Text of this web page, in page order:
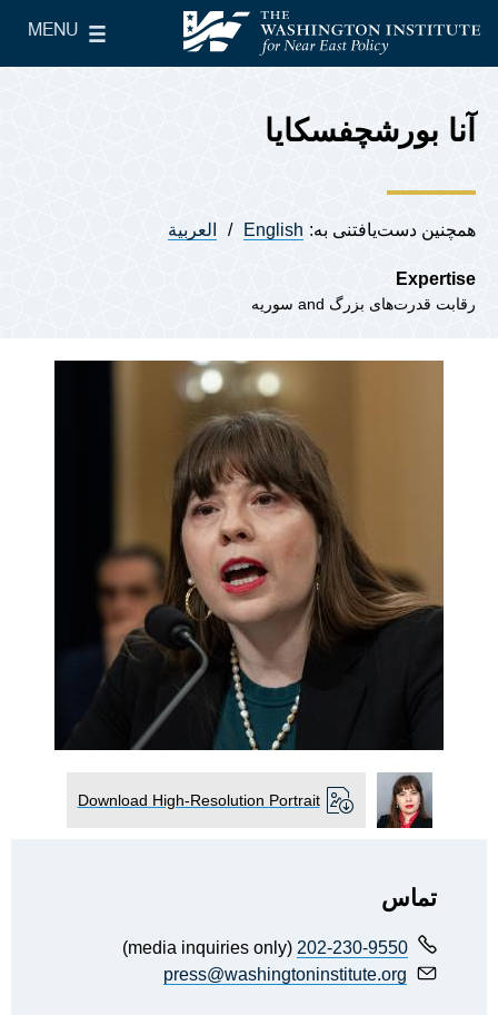
The Washington Institute for Near East Policy
MENU
Main Menu
آنا بورشچفسکایا
همچنین دست‌یافتنی به: English العربية
Expertise
رقابت قدرت‌های بزرگ سوریه
Download High-Resolution Portrait
تماس
202-230-9550
(media inquiries only)
press@washingtoninstitute.org